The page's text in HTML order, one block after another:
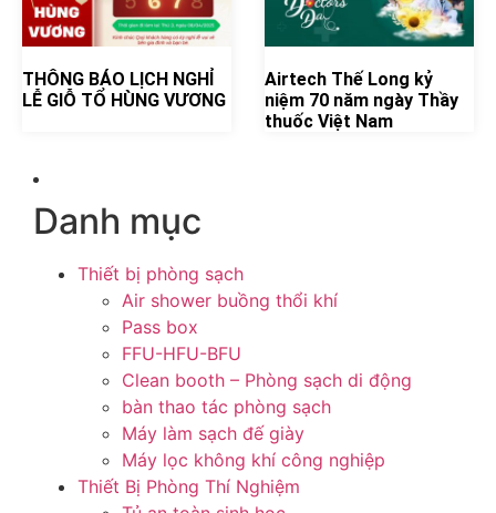
THÔNG BÁO LỊCH NGHỈ
LỄ GIỖ TỔ HÙNG VƯƠNG
Airtech Thế Long kỷ
niệm 70 năm ngày Thầy
thuốc Việt Nam
Danh mục
Thiết bị phòng sạch
Air shower buồng thổi khí
Pass box
FFU-HFU-BFU
Clean booth – Phòng sạch di động
bàn thao tác phòng sạch
Máy làm sạch đế giày
Máy lọc không khí công nghiệp
Thiết Bị Phòng Thí Nghiệm